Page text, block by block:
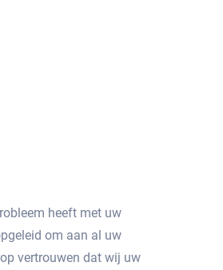
heeft met uw
om aan al uw
vertrouwen dat wij uw